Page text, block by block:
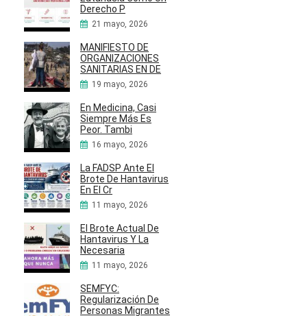
Derecho P
21 mayo, 2026
MANIFIESTO DE
ORGANIZACIONES
SANITARIAS EN DE
19 mayo, 2026
En Medicina, Casi
Siempre Más Es
Peor. Tambi
16 mayo, 2026
La FADSP Ante El
Brote De Hantavirus
En El Cr
11 mayo, 2026
El Brote Actual De
Hantavirus Y La
Necesaria
11 mayo, 2026
SEMFYC:
Regularización De
Personas Migrantes